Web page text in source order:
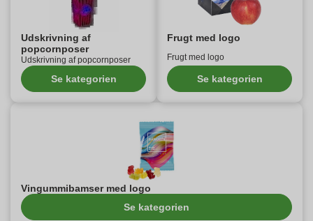
Udskrivning af
popcornposer
Udskrivning af popcornposer
Se kategorien
Frugt med logo
Frugt med logo
Se kategorien
Vingummibamser med logo
Se kategorien